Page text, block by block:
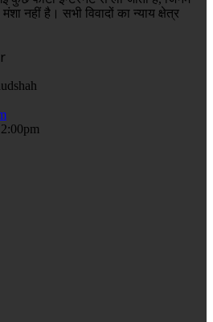
नहीं है। सभी विवादों का न्याय क्षेत्र